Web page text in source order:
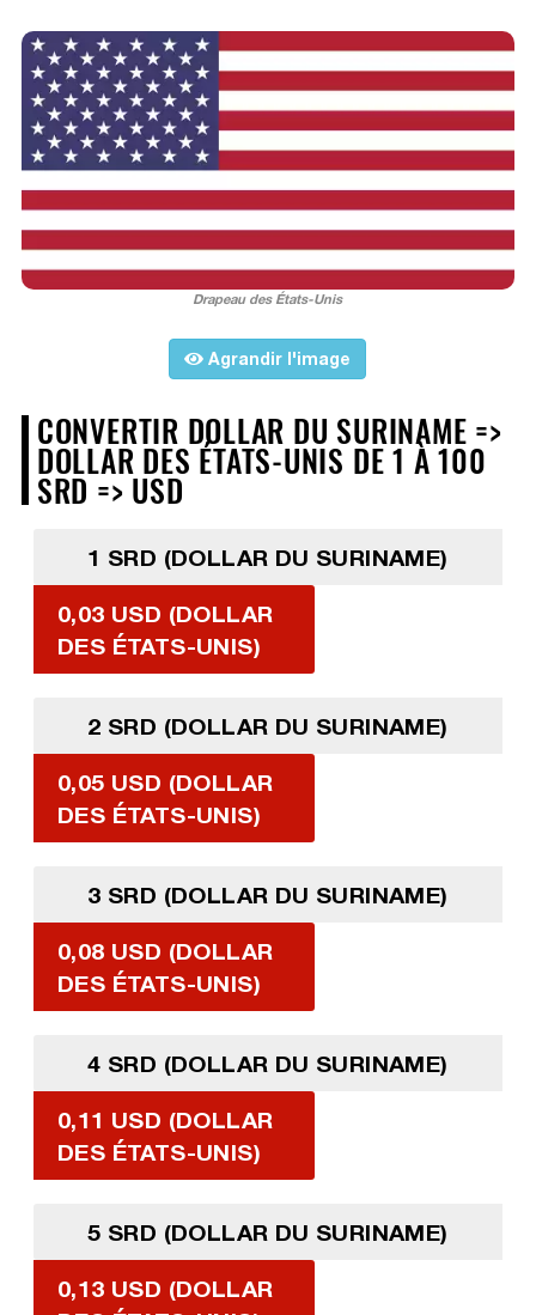
Drapeau des États-Unis
Agrandir l'image
CONVERTIR DOLLAR DU SURINAME =>
DOLLAR DES ÉTATS-UNIS DE 1 À 100
SRD => USD
1 SRD (DOLLAR DU SURINAME)
0,03 USD (DOLLAR
DES ÉTATS-UNIS)
2 SRD (DOLLAR DU SURINAME)
0,05 USD (DOLLAR
DES ÉTATS-UNIS)
3 SRD (DOLLAR DU SURINAME)
0,08 USD (DOLLAR
DES ÉTATS-UNIS)
4 SRD (DOLLAR DU SURINAME)
0,11 USD (DOLLAR
DES ÉTATS-UNIS)
5 SRD (DOLLAR DU SURINAME)
0,13 USD (DOLLAR